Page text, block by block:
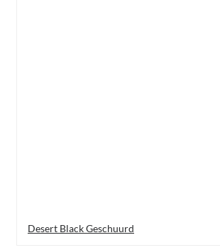
Desert Black Geschuurd